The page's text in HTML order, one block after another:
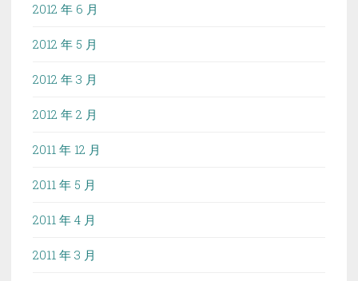
2012 年 6 月
2012 年 5 月
2012 年 3 月
2012 年 2 月
2011 年 12 月
2011 年 5 月
2011 年 4 月
2011 年 3 月